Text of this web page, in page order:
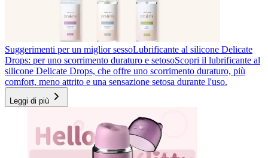
Suggerimenti per un miglior sessoLubrificante al silicone Delicate
Drops: per uno scorrimento duraturo e setosoScopri il lubrificante al
silicone Delicate Drops, che offre uno scorrimento duraturo, più
comfort, meno attrito e una sensazione setosa durante l'uso.
Leggi di più